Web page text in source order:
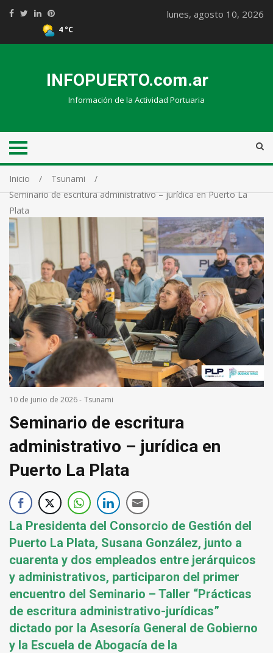
4 °C
lunes, agosto 10, 2026
INFOPUERTO.com.ar
Información de la Actividad Portuaria
Inicio
Tsunami
Seminario de escritura administrativo – jurídica en Puerto La
Plata
10 de junio de 2026- Tsunami
Seminario de escritura
administrativo – jurídica en
Puerto La Plata
La Presidenta del Consorcio de Gestión del
Puerto La Plata, Susana González, junto a
cuarenta y dos empleados entre jerárquicos
y administrativos, participaron del primer
encuentro del Seminario – Taller “Prácticas
de escritura administrativo-jurídicas”
dictado por la Asesoría General de Gobierno
y la Escuela de Abogacía de la